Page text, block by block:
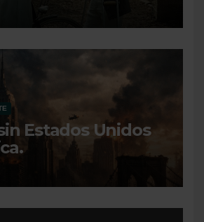
Estados Unidos